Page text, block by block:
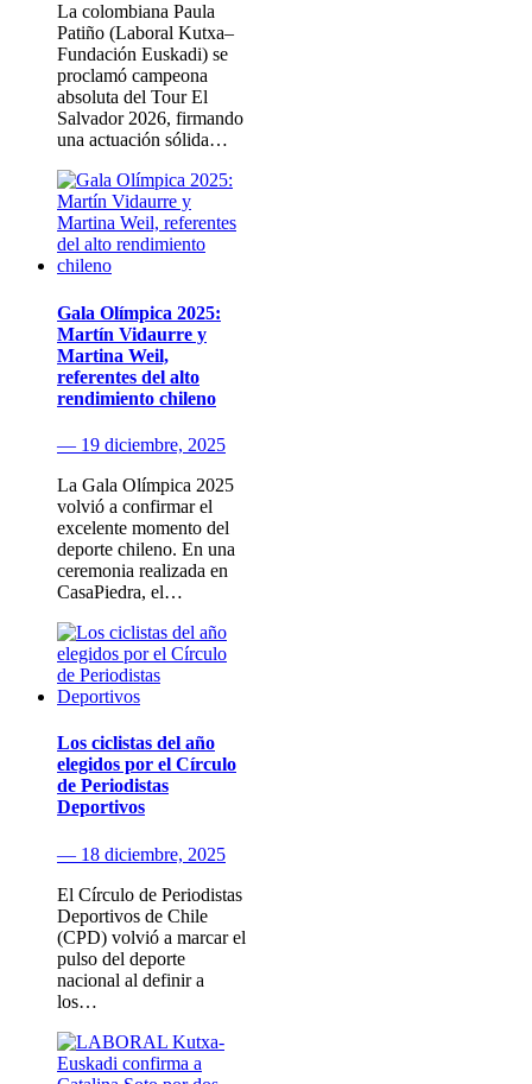
La colombiana Paula
Patiño (Laboral Kutxa–
Fundación Euskadi) se
proclamó campeona
absoluta del Tour El
Salvador 2026, firmando
una actuación sólida…
Gala Olímpica 2025:
Martín Vidaurre y
Martina Weil,
referentes del alto
rendimiento chileno
— 19 diciembre, 2025
La Gala Olímpica 2025
volvió a confirmar el
excelente momento del
deporte chileno. En una
ceremonia realizada en
CasaPiedra, el…
Los ciclistas del año
elegidos por el Círculo
de Periodistas
Deportivos
— 18 diciembre, 2025
El Círculo de Periodistas
Deportivos de Chile
(CPD) volvió a marcar el
pulso del deporte
nacional al definir a
los…